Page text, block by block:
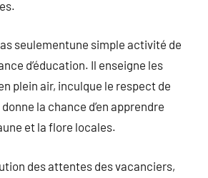
seulementune simple activité de
d’éducation. Il enseigne les
plein air, inculque le respect de
la chance d’en apprendre
et la flore locales.
des attentes des vacanciers,